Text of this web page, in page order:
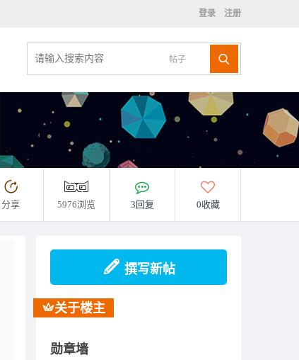
登录 注册
帖子
分享 5976浏览 3回复 0收藏
撰写新帖
关于楼主
勋章墙